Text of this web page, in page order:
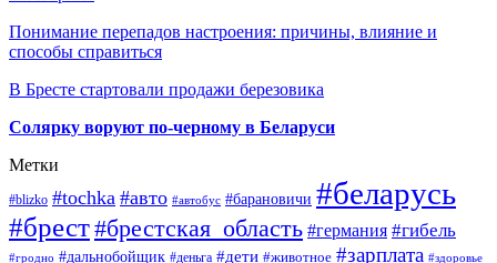
Понимание перепадов настроения: причины, влияние и
способы справиться
В Бресте стартовали продажи березовика
Солярку воруют по-черному в Беларуси
Метки
#blizko #tochka #авто #автобус #барановичи #беларусь
#брест#брестская_область #германия #гибель
#гродно #дальнобойщик #деньга #дети #животное #зарплата #здоровье